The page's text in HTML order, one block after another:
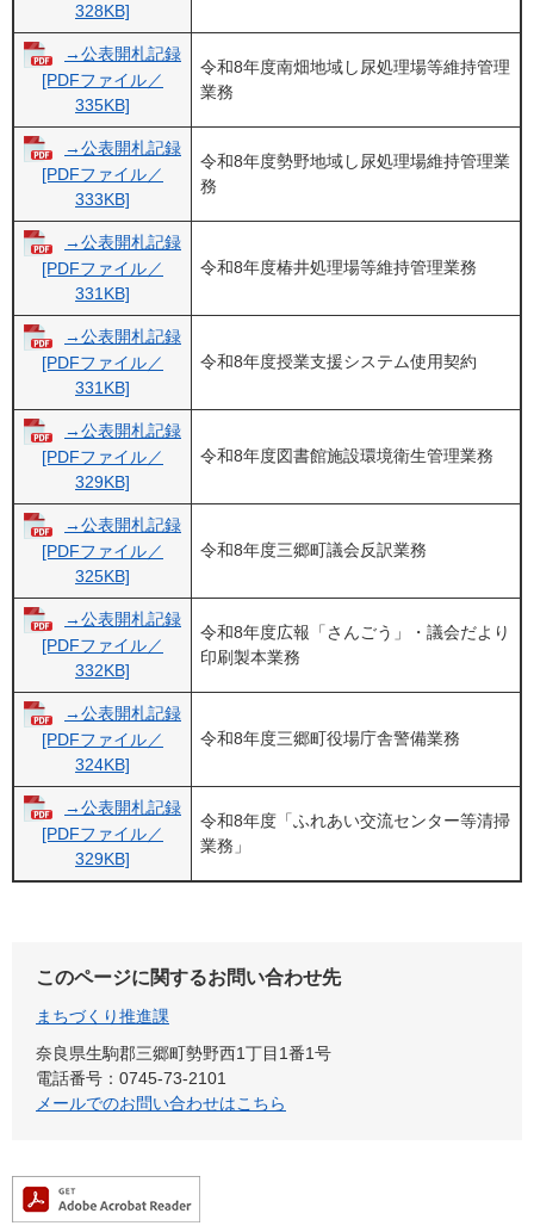
328KB]
→公表開札記録
[PDFファイル／
335KB]
令和8年度南畑地域し尿処理場等維持管理
業務
→公表開札記録
[PDFファイル／
333KB]
令和8年度勢野地域し尿処理場維持管理業
務
→公表開札記録
[PDFファイル／
331KB]
令和8年度椿井処理場等維持管理業務
→公表開札記録
[PDFファイル／
331KB]
令和8年度授業支援システム使用契約
→公表開札記録
[PDFファイル／
329KB]
令和8年度図書館施設環境衛生管理業務
→公表開札記録
[PDFファイル／
325KB]
令和8年度三郷町議会反訳業務
→公表開札記録
[PDFファイル／
332KB]
令和8年度広報「さんごう」・議会だより
印刷製本業務
→公表開札記録
[PDFファイル／
324KB]
令和8年度三郷町役場庁舎警備業務
→公表開札記録
[PDFファイル／
329KB]
令和8年度「ふれあい交流センター等清掃
業務」
このページに関するお問い合わせ先
まちづくり推進課
奈良県生駒郡三郷町勢野西1丁目1番1号
電話番号：0745-73-2101
メールでのお問い合わせはこちら